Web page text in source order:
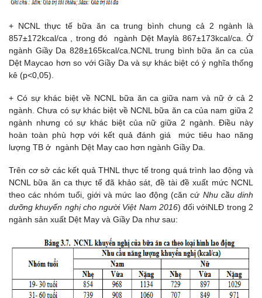
+ NCNL thực tế bữa ăn ca trung bình chung cả 2 ngành là
857±172kcal/ca , trong đó ngành Dệt Maylà 867±173kcal/ca. Ở
ngành Giầy Da 828±165kcal/ca.NCNL trung bình bữa ăn ca của
Dệt Maycao hơn so với Giầy Da và sự khác biệt có ý nghĩa thống
kê (p<0,05).
+ Có sự khác biệt về NCNL bữa ăn ca giữa nam và nữ ở cả 2
ngành. Chưa có sự khác biệt về NCNL bữa ăn ca của nam giữa 2
ngành nhưng có sự khác biệt của nữ giữa 2 ngành. Điều này
hoàn toàn phù hợp với kết quả đánh giá mức tiêu hao năng
lượng TB ở ngành Dệt May cao hơn ngành Giầy Da.
Trên cơ sở các kết quả THNL thực tế trong quá trình lao động và
NCNL bữa ăn ca thực tế đã khảo sát, đề tài đề xuất mức NCNL
theo các nhóm tuổi, giới và mức lao động (căn cứ Nhu cầu dinh
dưỡng khuyến nghị cho người Việt Nam 2016) đối vớiNLĐ trong 2
ngành sản xuất Dệt May và Giầy Da như sau: